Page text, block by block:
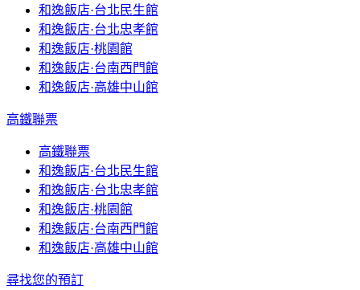
和逸飯店·台北民生館
和逸飯店·台北忠孝館
和逸飯店·桃園館
和逸飯店·台南西門館
和逸飯店·高雄中山館
高鐵聯票
高鐵聯票
和逸飯店·台北民生館
和逸飯店·台北忠孝館
和逸飯店·桃園館
和逸飯店·台南西門館
和逸飯店·高雄中山館
尋找您的預訂